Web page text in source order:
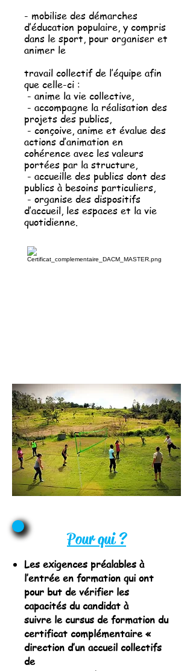
- mobilise des démarches
d’éducation populaire, y compris
dans le sport, pour organiser et
animer le
travail collectif de l’équipe afin
que celle-ci :
- anime la vie collective,
- accompagne la réalisation des
projets des publics,
- conçoive, anime et évalue des
actions d’animation en
cohérence avec les valeurs
portées par la structure,
- accueille des publics dont des
publics à besoins particuliers,
- organise des dispositifs
d’accueil, les espaces et la vie
quotidienne.
Pour qui ?
Les exigences préalables à
l’entrée en formation qui ont
pour but de vérifier les
capacités du candidat à
suivre le cursus de formation du
certificat complémentaire «
direction d’un accueil collectifs
de